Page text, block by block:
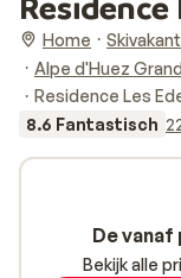
Home
Alpe d'Huez
Residence Les
8.6 Fantastisch
De vanaf
Bekijk alle